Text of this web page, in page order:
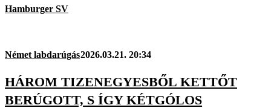
Hamburger SV
Német labdarúgás2026.03.21. 20:34
HÁROM TIZENEGYESBŐL KETTŐT
BERÚGOTT, S ÍGY KÉTGÓLOS